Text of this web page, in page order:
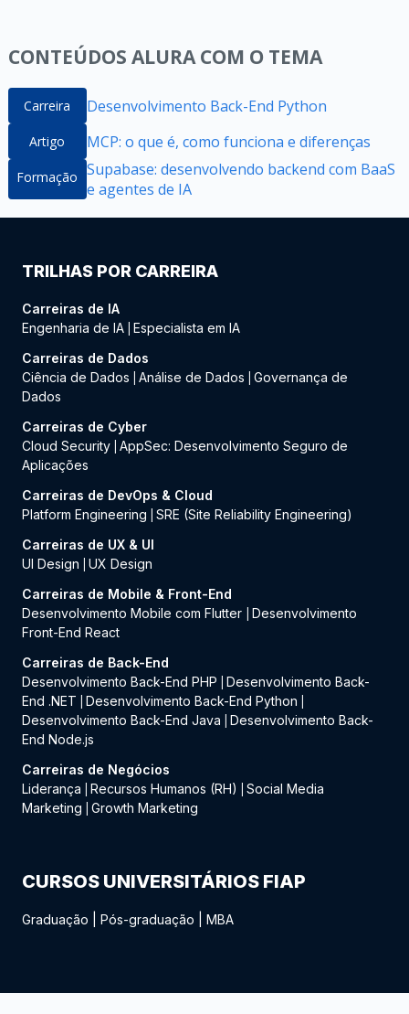
CONTEÚDOS ALURA COM O TEMA
Carreira Desenvolvimento Back-End Python
Artigo MCP: o que é, como funciona e diferenças
Formação Supabase: desenvolvendo backend com BaaS
e agentes de IA
TRILHAS POR CARREIRA
Carreiras de IA
Engenharia de IA Especialista em IA
Carreiras de Dados
Ciência de Dados
Análise de Dados
Governança de
Dados
Carreiras de Cyber
Cloud Security AppSec: Desenvolvimento Seguro de
Aplicações
Carreiras de DevOps & Cloud
Platform Engineering
SRE (Site Reliability Engineering)
Carreiras de UX & UI
UI Design
UX Design
Carreiras de Mobile & Front-End
Desenvolvimento Mobile com Flutter
Desenvolvimento
Front-End React
Carreiras de Back-End
Desenvolvimento Back-End PHP
Desenvolvimento Back-
End .NET
Desenvolvimento Back-End Python
Desenvolvimento Back-End Java
Desenvolvimento Back-
End Node.js
Carreiras de Negócios
Liderança
Recursos Humanos (RH)
Social Media
Marketing
Growth Marketing
CURSOS UNIVERSITÁRIOS FIAP
Graduação Pós-graduação MBA